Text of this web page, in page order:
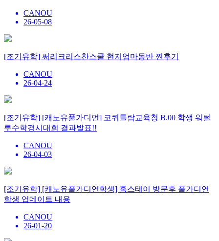
CANOU
26-05-08
[조기유학] 써리크리스찬스쿨 현지엄마동반 찐후기
CANOU
26-04-24
[조기유학] [캐노유풀가디언] 코퀴틀람교육청 B.00 학생 워털
루수학경시대회 결과발표!!
CANOU
26-04-03
[조기유학] [캐노유풀가디언학생] 홈스테이 방문후 풀가디언
학생 업데이트 내용
CANOU
26-01-20